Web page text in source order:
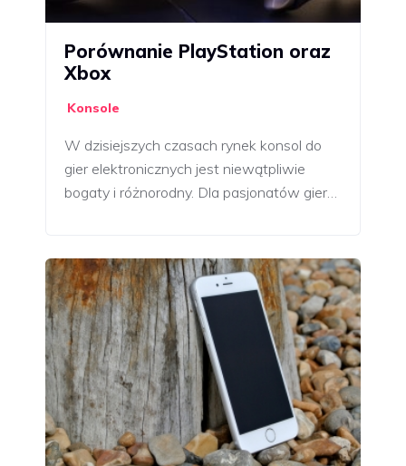
Porównanie PlayStation oraz
Xbox
Konsole
W dzisiejszych czasach rynek konsol do
gier elektronicznych jest niewątpliwie
bogaty i różnorodny. Dla pasjonatów gier…